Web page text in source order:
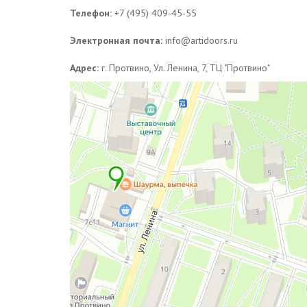
Телефон: +7 (495) 409-45-55
Электронная почта: info@artidoors.ru
Адрес: г. Протвино, Ул. Ленина, 7, ТЦ "Протвино"